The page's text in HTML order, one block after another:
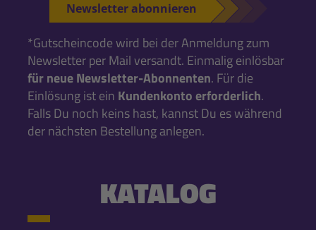
Newsletter abonnieren
*Gutscheincode wird bei der Anmeldung zum
Newsletter per Mail versandt. Einmalig einlösbar
für neue Newsletter-Abonnenten. Für die
Einlösung ist ein Kundenkonto erforderlich.
Falls Du noch keins hast, kannst Du es während
der nächsten Bestellung anlegen.
KATALOG